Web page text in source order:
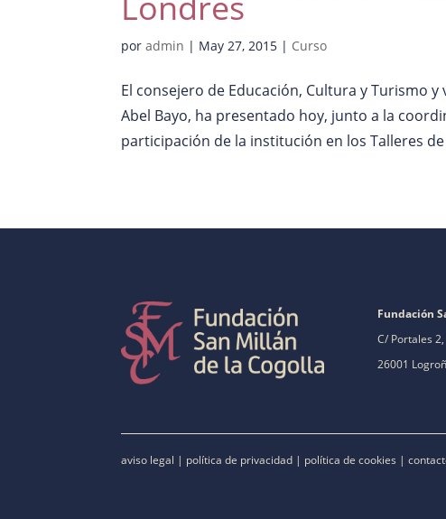
poradmin | May 27, 2015 | Curso
El consejero de Educación, Cultura y Turismo
Abel Bayo, ha presentado hoy, junto a la
participación de la institución en los Talleres
Fundación
C/ Portales
26001
aviso legal | política de privacidad | política de cookies |